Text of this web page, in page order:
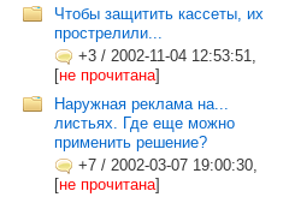
Чтобы защитить кассеты, их
прострелили...
+3 / 2002-11-04 12:53:51,
[не прочитана]
Наружная реклама на...
листьях. Где еще можно
применить решение?
+7 / 2002-03-07 19:00:30,
[не прочитана]